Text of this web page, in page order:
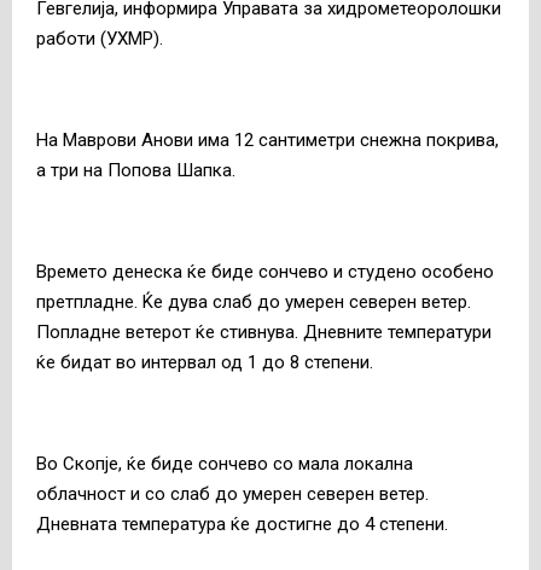
Гевгелија, информира Управата за хидрометеоролошки
работи (УХМР).
На Маврови Анови има 12 сантиметри снежна покрива,
а три на Попова Шапка.
Времето денеска ќе биде сончево и студено особено
претпладне. Ќе дува слаб до умерен северен ветер.
Попладне ветерот ќе стивнува. Дневните температури
ќе бидат во интервал од 1 до 8 степени.
Во Скопје, ќе биде сончево со мала локална
облачност и со слаб до умерен северен ветер.
Дневната температура ќе достигне до 4 степени.